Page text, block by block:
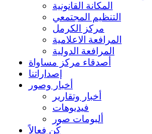
المكانة القانونية
التنظيم المجتمعي
مركز الكرمل
المرافعة الاعلامية
المرافعة الدولية
أصدقاء مركز مساواة
إصداراتنا
أخبار وصور
أخبار وتقارير
فيديوهات
ألبومات صور
كُن فعالاً